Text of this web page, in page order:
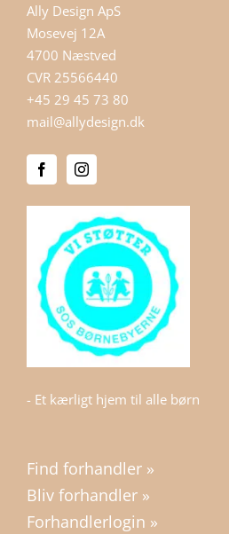
Ally Design ApS
Mosevej 12A
4700 Næstved
CVR 25566440
+45 29 45 73 80
mail@allydesign.dk
- Et kærligt hjem til alle børn
Find forhandler »
Bliv forhandler »
Forhandlerlogin »